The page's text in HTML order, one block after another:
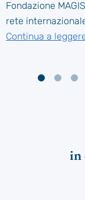
Fondazione
rete
Continua a
in